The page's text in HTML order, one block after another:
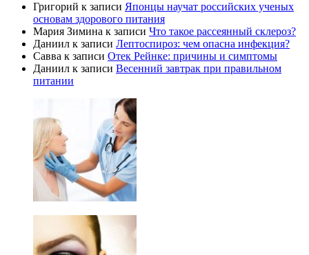
Григорий к записи Японцы научат российских ученых
основам здорового питания
Мария Зимина к записи Что такое рассеянный склероз?
Даниил к записи Лептоспироз: чем опасна инфекция?
Савва к записи Отек Рейнке: причины и симптомы
Даниил к записи Весенний завтрак при правильном
питании